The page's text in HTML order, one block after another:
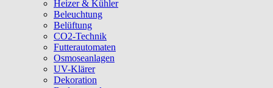
Heizer & Kühler
Beleuchtung
Belüftung
CO2-Technik
Futterautomaten
Osmoseanlagen
UV-Klärer
Dekoration